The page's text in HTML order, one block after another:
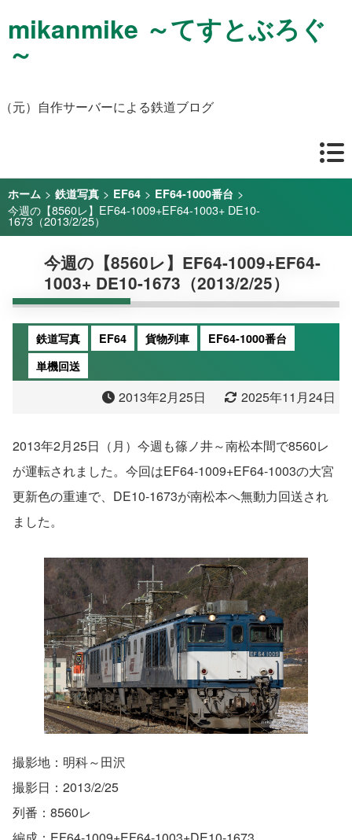
mikanmike ～てすとぶろぐ
～
（元）自作サーバーによる鉄道ブログ
ホーム > 鉄道写真 > EF64 > EF64-1000番台 >
今週の【8560レ】EF64-1009+EF64-1003+ DE10-
1673（2013/2/25）
今週の【8560レ】EF64-1009+EF64-
1003+ DE10-1673（2013/2/25）
鉄道写真 EF64 貨物列車
EF64-1000番台
単機回送
2013年2月25日 2025年11月24日
2013年2月25日（月）今週も篠ノ井～南松本間で8560レ
が運転されました。今回はEF64-1009+EF64-1003の大宮
更新色の重連で、DE10-1673が南松本へ無動力回送され
ました。
撮影地：明科～田沢
撮影日：2013/2/25
列番：8560レ